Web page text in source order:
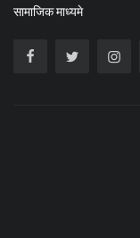
सामाजिक माध्यमे